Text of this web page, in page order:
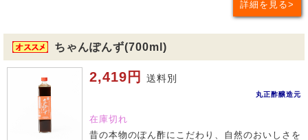
詳細を見る
ちゃんぽんず(700ml)
2,419円 送料別
丸正酢醸造元
在庫切れ
昔の本物のぽん酢にこだわり、自然のおいしさを